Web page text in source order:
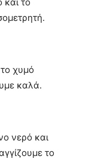
χυμό
καλά.
νερό και
το